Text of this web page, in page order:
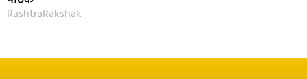
RashtraRakshak